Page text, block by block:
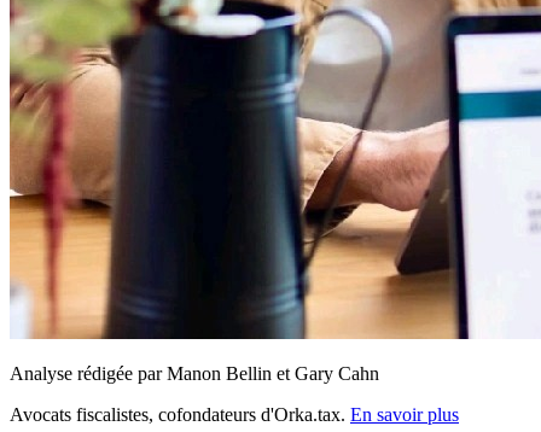
Analyse rédigée par Manon Bellin et Gary Cahn
Avocats fiscalistes, cofondateurs d'Orka.tax. En savoir plus